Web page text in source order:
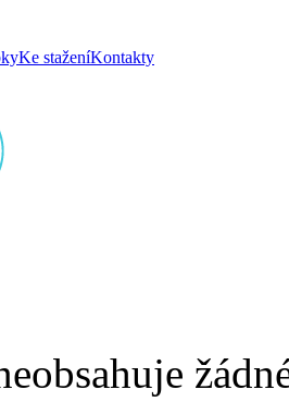
Ke staženíKontakty